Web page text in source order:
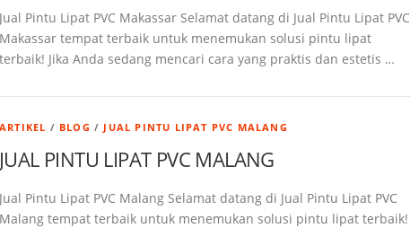
Jual Pintu Lipat PVC Makassar Selamat datang di Jual Pintu Lipat PVC
Makassar tempat terbaik untuk menemukan solusi pintu lipat
terbaik! Jika Anda sedang mencari cara yang praktis dan estetis …
ARTIKEL / BLOG / JUAL PINTU LIPAT PVC MALANG
JUAL PINTU LIPAT PVC MALANG
Jual Pintu Lipat PVC Malang Selamat datang di Jual Pintu Lipat PVC
Malang tempat terbaik untuk menemukan solusi pintu lipat terbaik!